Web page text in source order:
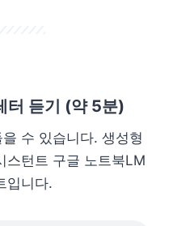
터 듣기 (약 5분)
수 있습니다. 생성형
스턴트 구글 노트북LM
입니다.